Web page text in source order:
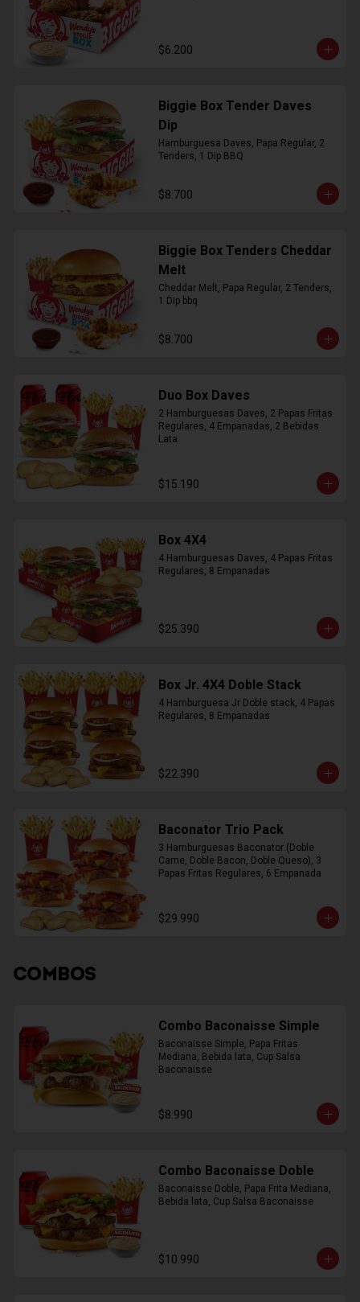
$6.200
Biggie Box Tender Daves
Dip
Hamburguesa Daves, Papa Regular, 2
Tenders, 1 Dip BBQ
$8.700
Biggie Box Tenders Cheddar
Melt
Cheddar Melt, Papa Regular, 2 Tenders,
1 Dip bbq
$8.700
Duo Box Daves
2 Hamburguesas Daves, 2 Papas Fritas
Regulares, 4 Empanadas, 2 Bebidas
Lata.
$15.190
Box 4X4
4 Hamburguesas Daves, 4 Papas Fritas
Regulares, 8 Empanadas
$25.390
Box Jr. 4X4 Doble Stack
4 Hamburguesa Jr Doble stack, 4 Papas
Regulares, 8 Empanadas
$22.390
Baconator Trio Pack
3 Hamburguesas Baconator (Doble
Carne, Doble Bacon, Doble Queso), 3
Papas Fritas Regulares, 6 Empanada
$29.990
COMBOS
Combo Baconaisse Simple
Baconaisse Simple, Papa Fritas
Mediana, Bebida lata, Cup Salsa
Baconaisse
$8.990
Combo Baconaisse Doble
Baconaisse Doble, Papa Frita Mediana,
Bebida lata, Cup Salsa Baconaisse
$10.990